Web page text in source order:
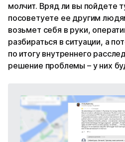
молчит. Вряд ли вы пойдете
посоветуете ее другим
возьмет себя в руки,
разбираться в ситуации, а
по итогу внутреннего
решение проблемы – у них